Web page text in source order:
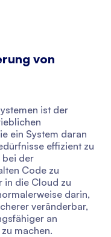
von
ist der
ein System daran
effizient zu
bei der
Code zu
in die Cloud zu
darin,
veränderbar,
an
machen.